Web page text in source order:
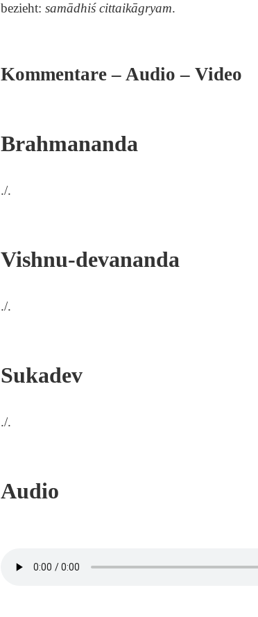
bezieht:samādhiś cittaikāgryam.
Kommentare – Audio – Video
Brahmananda
./.
Vishnu-devananda
./.
Sukadev
./.
Audio